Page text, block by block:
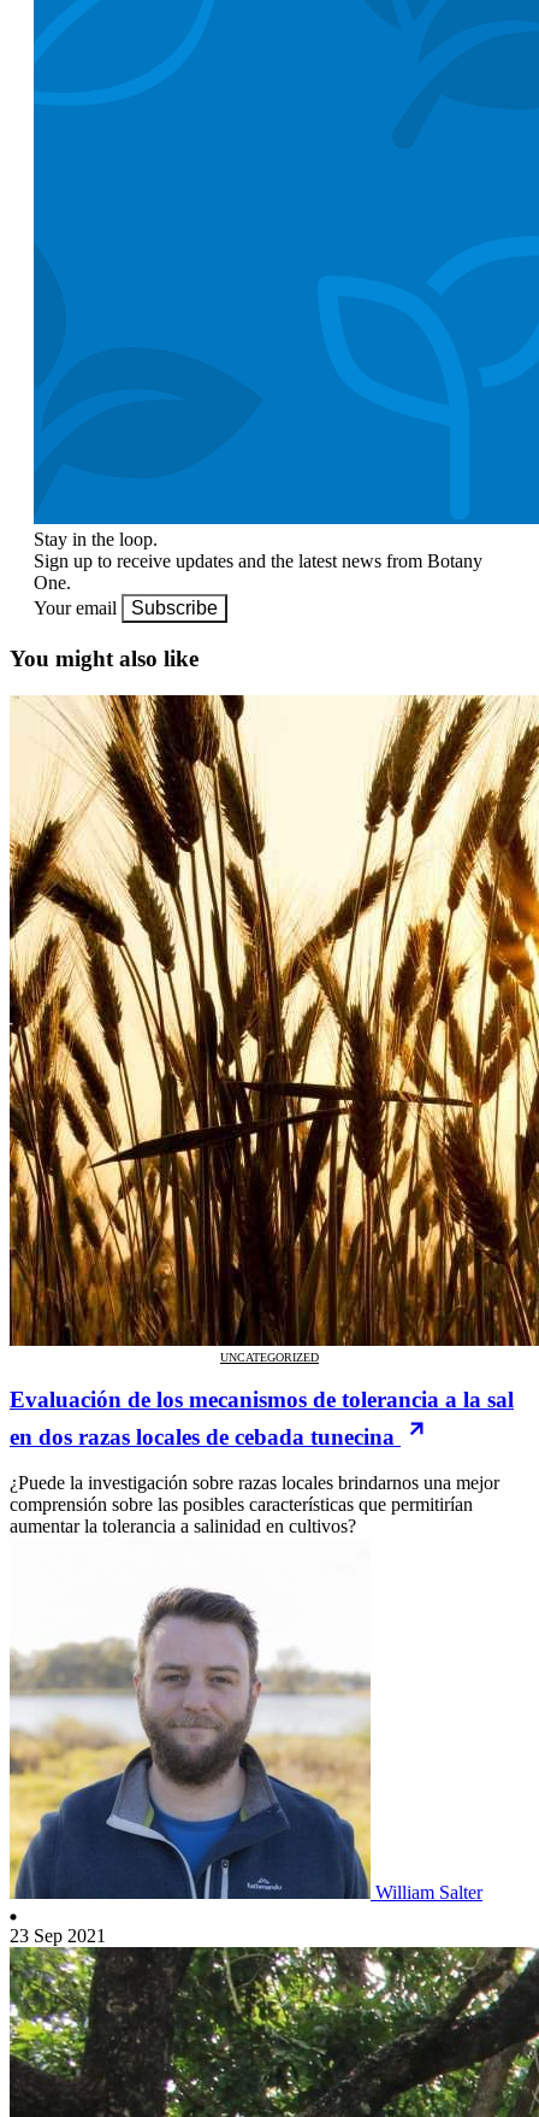
Stay in the loop.
Sign up to receive updates and the latest news from Botany
One.
Your email
Subscribe
You might also like
UNCATEGORIZED
Evaluación de los mecanismos de tolerancia a la sal
en dos razas locales de cebada tunecina
¿Puede la investigación sobre razas locales brindarnos una mejor
comprensión sobre las posibles características que permitirían
aumentar la tolerancia a salinidad en cultivos?
William Salter
23 Sep 2021